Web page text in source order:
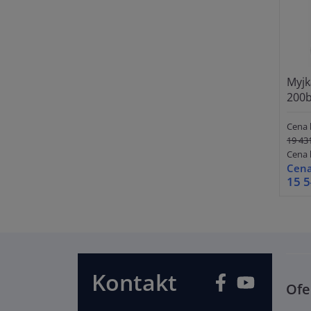
19
15
Kontakt Facebook